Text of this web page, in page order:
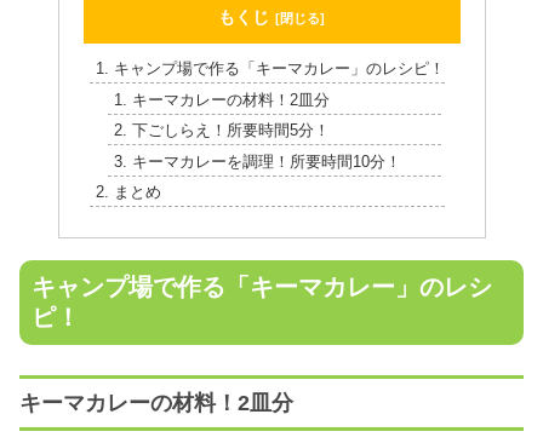
もくじ
キャンプ場で作る「キーマカレー」のレシピ！
キーマカレーの材料！2皿分
下ごしらえ！所要時間5分！
キーマカレーを調理！所要時間10分！
まとめ
キャンプ場で作る「キーマカレー」のレシ
ピ！
キーマカレーの材料！2皿分